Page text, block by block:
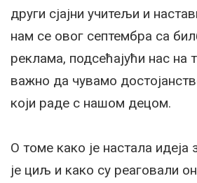
други сјајни учитељи и
нам се овог септембра са
реклама, подсећајући нас на
важно да чувамо
који раде с нашом децом.
О томе како је настала
је циљ и како су реаговали